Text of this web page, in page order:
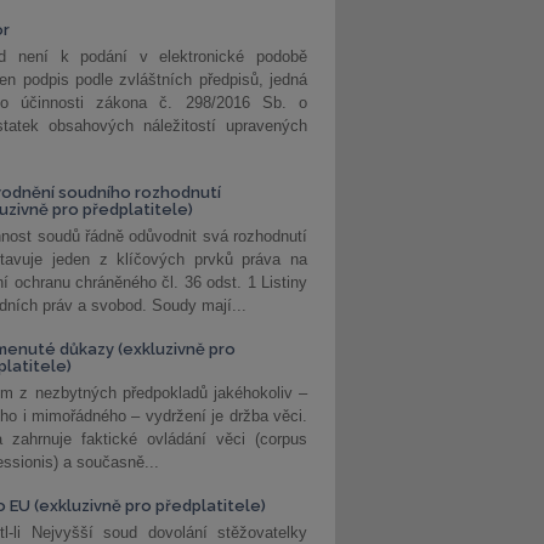
není k podání v elektronické podobě
podpis podle zvláštních předpisů, jedná
účinnosti zákona č. 298/2016 Sb. o
obsahových náležitostí upravených
soudního rozhodnutí
pro předplatitele)
soudů řádně odůvodnit svá rozhodnutí
jeden z klíčových prvků práva na
ochranu chráněného čl. 36 odst. 1 Listiny
práv a svobod. Soudy mají...
důkazy (exkluzivně pro
z nezbytných předpokladů jakéhokoliv –
i mimořádného – vydržení je držba věci.
zahrnuje faktické ovládání věci (corpus
a současně...
EU (exkluzivně pro předplatitele)
li Nejvyšší soud dovolání stěžovatelky